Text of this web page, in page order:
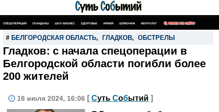
СПЕЦОПЕРАЦИЯ СКАНДАЛЫ ШОУ-БИЗНЕС ЗДОРОВЬЕ АРМИЯ ШПИОНАЖ НЕКРОЛОГ ПОИСК ПО САЙТУ
# БЕЛГОРОДСКАЯ ОБЛАСТЬ, ГЛАДКОВ, ОБСТРЕЛЫ
Гладков: с начала спецоперации в
Белгородской области погибли более
200 жителей
16 июля 2024, 16:06 [ Суть Событий ]